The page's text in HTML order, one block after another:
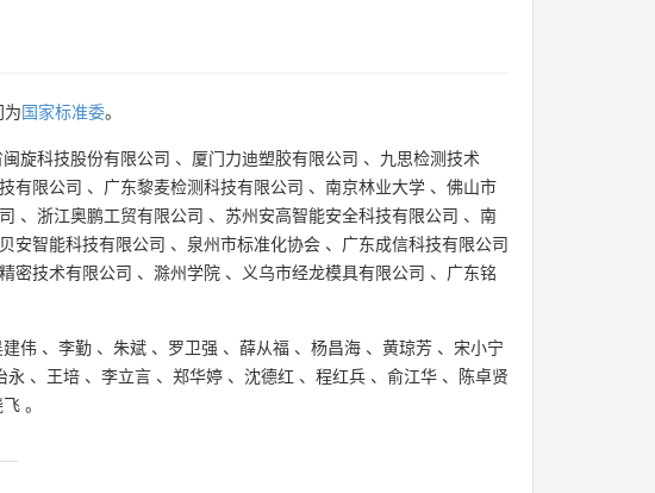
为国家标准委。
旋科技股份有限公司 、 厦门力迪塑胶有限公司 、 九思检测技术
有限公司 、 广东黎麦检测科技有限公司 、 南京林业大学 、 佛山市
、 浙江奥鹏工贸有限公司 、 苏州安高智能安全科技有限公司 、 南
安智能科技有限公司 、 泉州市标准化协会 、 广东成信科技有限公司
密技术有限公司 、 滁州学院 、 义乌市经龙模具有限公司 、 广东铭
建伟 、 李勤 、 朱斌 、 罗卫强 、 薛从福 、 杨昌海 、 黄琼芳 、 宋小宁
永 、 王培 、 李立言 、 郑华婷 、 沈德红 、 程红兵 、 俞江华 、
陈卓贤
飞 。